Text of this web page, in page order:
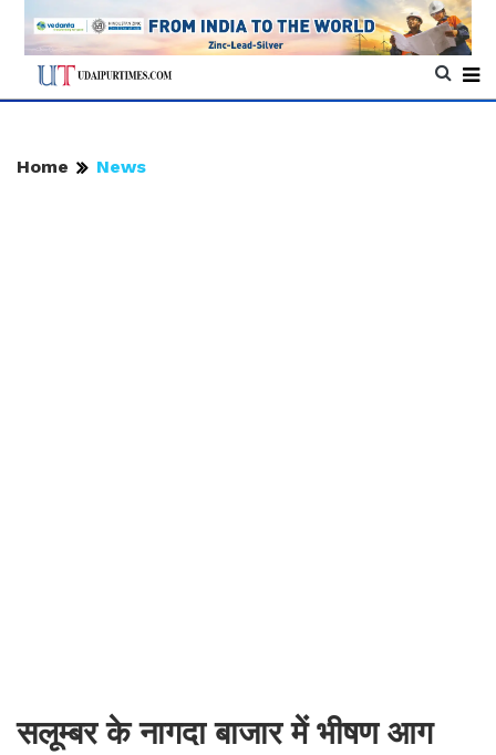
Home News
सलूम्बर के नागदा बाजार में भीषण आग